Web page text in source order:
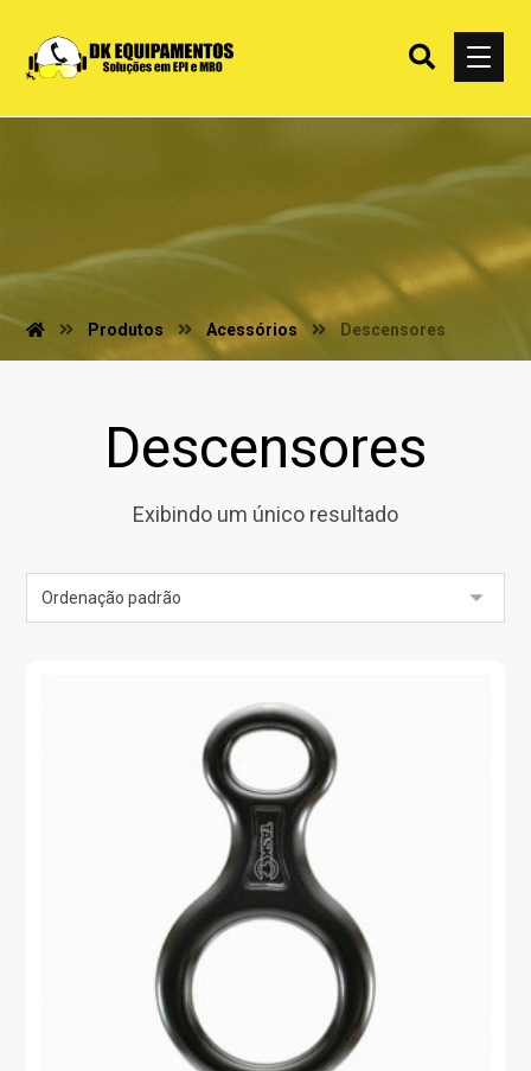
Produtos Acessórios Descensores
Descensores
Exibindo um único resultado